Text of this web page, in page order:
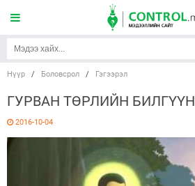
Нүүр / Боловсрол / Гэгээрэл
ГУРВАН ТӨРЛИЙН БИЛГҮҮН
2016-10-04